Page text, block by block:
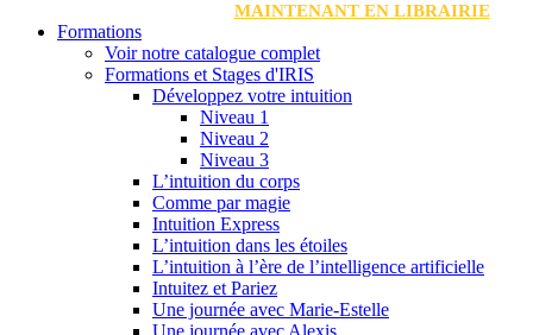
MAINTENANT EN LIBRAIRIE
Formations
Voir notre catalogue complet
Formations et Stages d'IRIS
Développez votre intuition
Niveau 1
Niveau 2
Niveau 3
L’intuition du corps
Comme par magie
Intuition Express
L’intuition dans les étoiles
L’intuition à l’ère de l’intelligence artificielle
Intuitez et Pariez
Une journée avec Marie-Estelle
Une journée avec Alexis